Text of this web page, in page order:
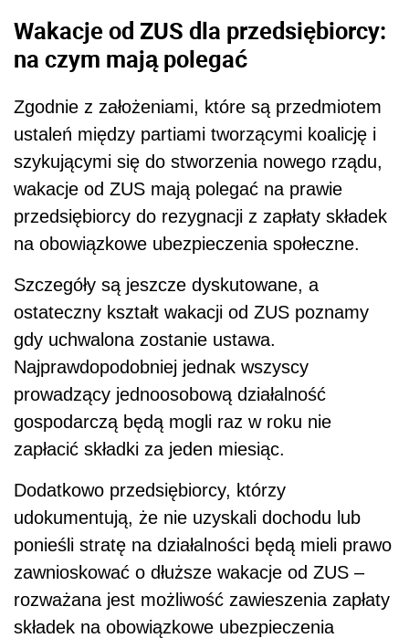
Wakacje od ZUS dla przedsiębiorcy:
na czym mają polegać
Zgodnie z założeniami, które są przedmiotem
ustaleń między partiami tworzącymi koalicję i
szykującymi się do stworzenia nowego rządu,
wakacje od ZUS mają polegać na prawie
przedsiębiorcy do rezygnacji z zapłaty składek
na obowiązkowe ubezpieczenia społeczne.
Szczegóły są jeszcze dyskutowane, a
ostateczny kształt wakacji od ZUS poznamy
gdy uchwalona zostanie ustawa.
Najprawdopodobniej jednak wszyscy
prowadzący jednoosobową działalność
gospodarczą będą mogli raz w roku nie
zapłacić składki za jeden miesiąc.
Dodatkowo przedsiębiorcy, którzy
udokumentują, że nie uzyskali dochodu lub
ponieśli stratę na działalności będą mieli prawo
zawnioskować o dłuższe wakacje od ZUS –
rozważana jest możliwość zawieszenia zapłaty
składek na obowiązkowe ubezpieczenia